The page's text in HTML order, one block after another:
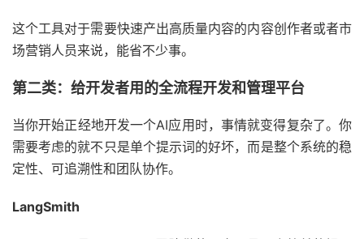
这个工具对于需要快速产出高质量内容的内容创作者或者市
场营销人员来说，能省不少事。
第二类：给开发者用的全流程开发和管理平台
当你开始正经地开发一个AI应用时，事情就变得复杂了。你
需要考虑的就不只是单个提示词的好坏，而是整个系统的稳
定性、可追溯性和团队协作。
LangSmith